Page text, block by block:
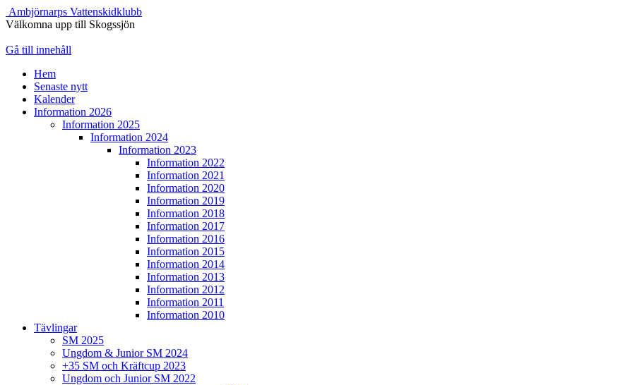
Ambjörnarps Vattenskidklubb
Välkomna upp till Skogssjön
Gå till innehåll
Hem
Senaste nytt
Kalender
Information 2026
Information 2025
Information 2024
Information 2023
Information 2022
Information 2021
Information 2020
Information 2019
Information 2018
Information 2017
Information 2016
Information 2015
Information 2014
Information 2013
Information 2012
Information 2011
Information 2010
Tävlingar
SM 2025
Ungdom & Junior SM 2024
+35 SM och Kräftcup 2023
Ungdom och Junior SM 2022